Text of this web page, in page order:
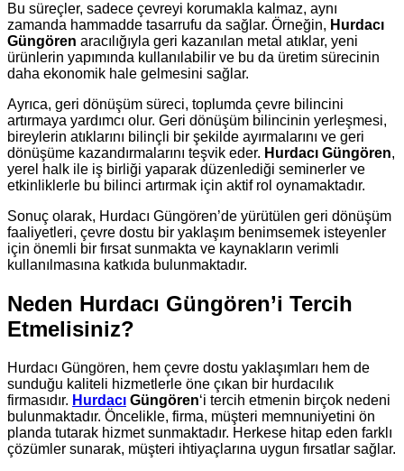
Bu süreçler, sadece çevreyi korumakla kalmaz, aynı
zamanda hammadde tasarrufu da sağlar. Örneğin, Hurdacı
Güngören aracılığıyla geri kazanılan metal atıklar, yeni
ürünlerin yapımında kullanılabilir ve bu da üretim sürecinin
daha ekonomik hale gelmesini sağlar.
Ayrıca, geri dönüşüm süreci, toplumda çevre bilincini
artırmaya yardımcı olur. Geri dönüşüm bilincinin yerleşmesi,
bireylerin atıklarını bilinçli bir şekilde ayırmalarını ve geri
dönüşüme kazandırmalarını teşvik eder. Hurdacı Güngören,
yerel halk ile iş birliği yaparak düzenlediği seminerler ve
etkinliklerle bu bilinci artırmak için aktif rol oynamaktadır.
Sonuç olarak, Hurdacı Güngören’de yürütülen geri dönüşüm
faaliyetleri, çevre dostu bir yaklaşım benimsemek isteyenler
için önemli bir fırsat sunmakta ve kaynakların verimli
kullanılmasına katkıda bulunmaktadır.
Neden Hurdacı Güngören’i Tercih
Etmelisiniz?
Hurdacı Güngören, hem çevre dostu yaklaşımları hem de
sunduğu kaliteli hizmetlerle öne çıkan bir hurdacılık
firmasıdır. Hurdacı Güngören‘i tercih etmenin birçok nedeni
bulunmaktadır. Öncelikle, firma, müşteri memnuniyetini ön
planda tutarak hizmet sunmaktadır. Herkese hitap eden farklı
çözümler sunarak, müşteri ihtiyaçlarına uygun fırsatlar sağlar.